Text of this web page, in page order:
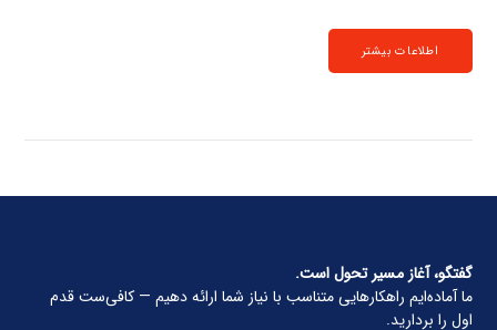
اطلاعات بیشتر
گفتگو، آغاز مسیر تحول است.
ما آماده‌ایم راهکارهایی متناسب با نیاز شما ارائه دهیم — کافی‌ست قدم
اول را بردارید.